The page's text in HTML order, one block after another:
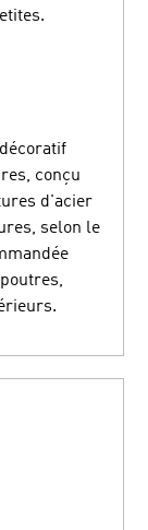
conçu
d'acier
selon le